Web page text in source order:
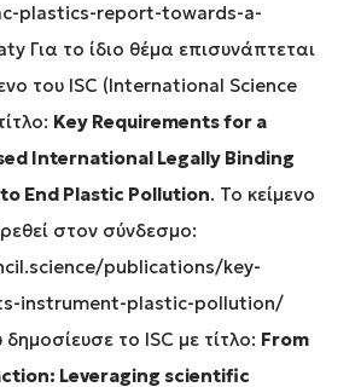
plastics-report-towards-a-
Για το ίδιο θέμα επισυνάπτεται
του ISC (International Science
Key Requirements for a
International Legally Binding
End Plastic Pollution. Το κείμενο
στον σύνδεσμο:
publications/key-
instrument-plastic-pollution/
το ISC με τίτλο: From
Leveraging scientific